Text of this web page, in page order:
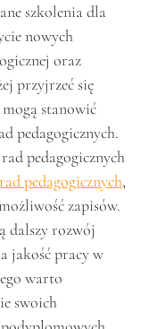
szkolenia dla
nowych
oraz
przyjrzeć się
stanowić
pedagogicznych.
pedagogicznych
pedagogicznych,
zapisów.
dalszy rozwój
jakość pracy w
warto
swoich